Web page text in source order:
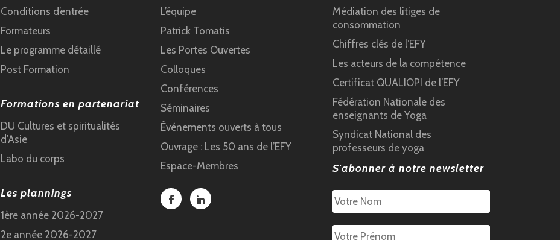
Conditions d’entrée
Formateurs
Le programme détaillé
Post Formation
Formations en partenariat
DU Cultures et spiritualités
d’Asie
Labo du corps
Les plannings
1ère année 2026-2027
2e année 2026-2027
L’équipe
Patrick Tomatis
Les Portes Ouvertes
Colloques
Conférences
Séminaires
Événements ouverts à tous
Ouvrage : Les 50 ans de l’EFY
Espace-Membres
Médiation des litiges de
consommation
Chiffres clés de l’EFY
Les acteurs de la compétence
Certificat QUALIOPI de l’EFY
Fédération Nationale des
enseignants de Yoga
Syndicat National des
professeurs de yoga
S'abonner à notre newsletter